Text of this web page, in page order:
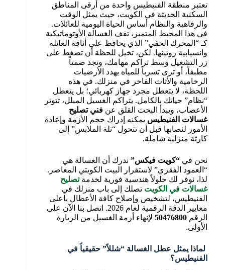
تعتبر منطقة الفنيطيس واحدة من أرقى المناطق
السكنية الحديثة في الكويت، حيث يمثل الوقت
والرفاهية والنظام أساس الحياة اليومية للعائلات.
في هذا المحيط المتميز، تقف الغسالة الأوتوماتيكية
كـ “المحرك الخفي” الذي يحافظ على أناقة العائلة
وانسيابية روتينها. لكن، تخيل للحظة أن تضغط على
زر التشغيل وسط تراكم مهامك، وتجد صمتاً
مطبقاً، أو ترى تسرباً للمياه يهدد الأرضيات
الرخامية والأثاث الفاخر في منزلك. في هذه
اللحظة، لا يتعطل مجرد جهاز كهربائي؛ بل يتعطل
“نظام” حياتك بالكامل. يتراكم الغسيل المبلل، تتوتر
الأعصاب، ويبدأ البحث القلق عن فني تصليح
غسالات الفنيطيس يمكنه إدراك حجم الأزمة وإعادة
الأمور لنصابها قبل أن تتحول “تلة الملابس” إلى
كارثة منزلية شاملة.
نحن في “كويت فيكس” ندرك أن الغسالة هي
“العمود الفقري” لاستقرار البيت الكويتي المعاصر.
لذا، نوفر لك حلولاً هندسية فورية لخدمة تصليح
غسالات في الكويت تصلك إلى باب منزلك في
الفنيطيس، لتشخيص وإصلاح كافة الأعطال بأعلى
معايير الدقة الرقمية لعام 2026. اتصل بنا الآن على
الرقم 50476800 لإنهاء أزمة الغسيل من الزيارة
الأولى.
لماذا يمثل عطل الغسالة “شللاً” حقيقياً في
الفنيطيس؟